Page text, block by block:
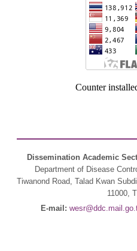
Counter
Dissemination Academic
Department of Disease
Tiwanond Road, Talad Kwan
11000,
E-mail: